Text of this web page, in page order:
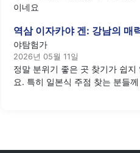
이네요
역삼 이자카야 겐: 강남의 매
야탐험가
2026년 05월 11일
정말 분위기 좋은 곳 찾기가 쉽
요. 특히 일본식 주점 찾는 분들